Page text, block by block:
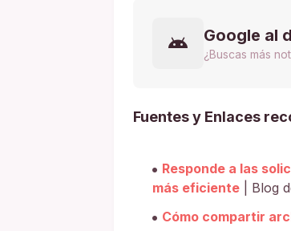
Google al
¿Buscas más
Fuentes y Enlaces
Responde a las
más eficiente | Blog
Cómo compartir